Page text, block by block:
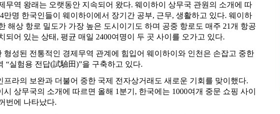
무역 왕래는 오랫동안 지속되어 왔다. 웨이하이 상무국 관원의 소개에 따
만명 한국인들이 웨이하이에서 장기간 공부, 근무, 생활하고 있다. 웨이하
해상 항로 밀도가 가장 높은 도시이기도 하며 공중 항로도 매주 21개 항공
되어 있는 상태, 평균 매일 2400여명이 두 곳 사이를 오가고 있다.
형성된 전통적인 경제무역 관계에 힘입어 웨이하이와 인천은 손잡고 중한
“실험용 전답(試驗田)”을 구축하고 있다.
프라의 보완과 더불어 중한 국제 전자상거래도 새로운 기회를 맞이했다.
시 상무국의 소개에 따르면 올해 1분기, 한국에는 1000여개 중문 쇼핑 사이
번에 나타났다.